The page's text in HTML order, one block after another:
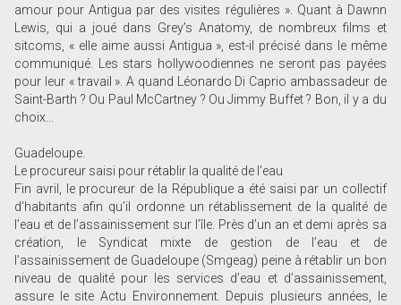
amour pour Antigua par des visites régulières ». Quant à Dawnn
Lewis, qui a joué dans Grey’s Anatomy, de nombreux films et
sitcoms, « elle aime aussi Antigua », est-il précisé dans le même
communiqué. Les stars hollywoodiennes ne seront pas payées
pour leur « travail ». A quand Léonardo Di Caprio ambassadeur de
Saint-Barth ? Ou Paul McCartney ? Ou Jimmy Buffet ? Bon, il y a du
choix...
Guadeloupe.
Le procureur saisi pour rétablir la qualité de l’eau
Fin avril, le procureur de la République a été saisi par un collectif
d’habitants afin qu’il ordonne un rétablissement de la qualité de
l’eau et de l’assainissement sur l’île. Près d’un an et demi après sa
création, le Syndicat mixte de gestion de l’eau et de
l’assainissement de Guadeloupe (Smgeag) peine à rétablir un bon
niveau de qualité pour les services d’eau et d’assainissement,
assure le site Actu Environnement. Depuis plusieurs années, le